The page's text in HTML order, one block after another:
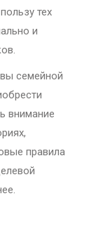
тех
и
семейной
внимание
правила